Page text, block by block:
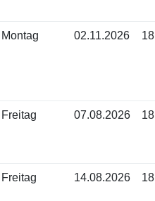
Montag 02.11.2026
Freitag 07.08.2026
Freitag 14.08.2026